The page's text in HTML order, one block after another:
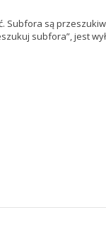
Subfora są
subfora”, jest